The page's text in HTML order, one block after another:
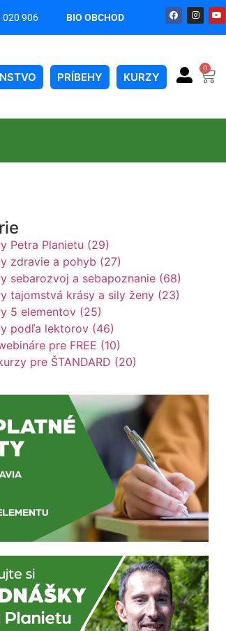
020 906 BIO OBCHOD
PRÍBEHY KURZY
0
Petra Planietu (29)
zdravie a pohyb (27)
sebarozvoj a sebapoznanie (68)
tajomstvá krásy a sily ženy (23)
5 elementov (25)
podľa lektorov (46)
pre FREE (10)
pre ŠTANDARD (20)